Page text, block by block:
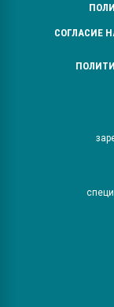
СОГЛАСИЕ